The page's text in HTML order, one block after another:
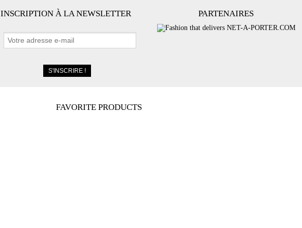
INSCRIPTION À LA NEWSLETTER PARTENAIRES
FAVORITE PRODUCTS